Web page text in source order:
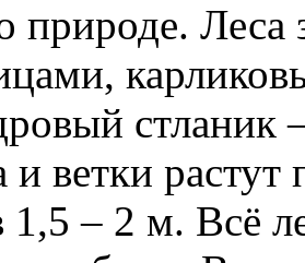
природе. Леса
и ветки
1,5 – 2 м. Всё